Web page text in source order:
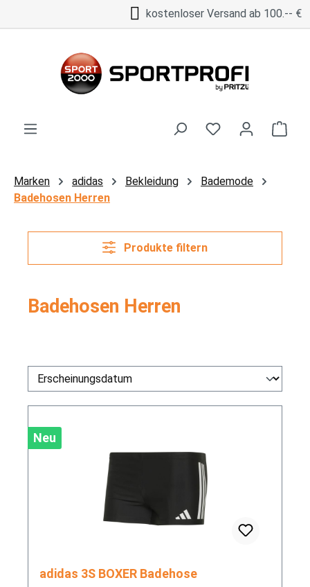
Zum Hauptinhalt springenkostenloser Versand ab 100.-- €
Marken adidas Bekleidung
Bademode
Badehosen Herren
Produkte filtern
Badehosen Herren
Neu
adidas 3S BOXER Badehose